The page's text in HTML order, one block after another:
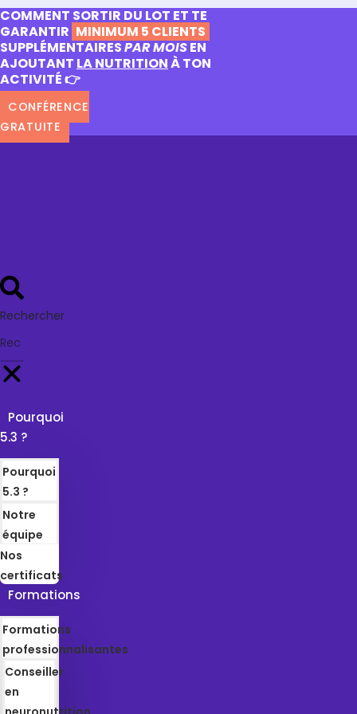
COMMENT SORTIR DU LOT ET TE
GARANTIR MINIMUM 5 CLIENTS
SUPPLÉMENTAIRESPAR MOISEN
AJOUTANT LA NUTRITIONÀ TON
ACTIVITÉ 👉
CONFÉRENCE
GRATUITE
Rechercher
Pourquoi
5.3 ?
Pourquoi
5.3 ?
Notre
équipe
Nos
certificats
Formations
Formations
professionnalisantes
Conseiller
en